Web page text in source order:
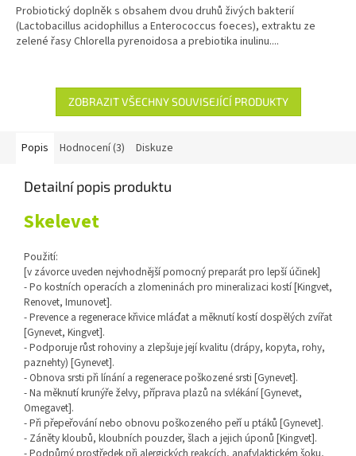
z
5
hvězdiček.
Probiotický doplněk s obsahem dvou druhů živých bakterií
(Lactobacillus acidophillus a Enterococcus foeces), extraktu ze
zelené řasy Chlorella pyrenoidosa a prebiotika inulinu....
ZOBRAZIT VŠECHNY SOUVISEJÍCÍ PRODUKTY
Popis Hodnocení (3) Diskuze
Detailní popis produktu
Skelevet
Použití:
[v závorce uveden nejvhodnější pomocný preparát pro lepší účinek]
- Po kostních operacích a zlomeninách pro mineralizaci kostí [Kingvet,
Renovet, Imunovet].
- Prevence a regenerace křivice mláďat a měknutí kostí dospělých zvířat
[Gynevet, Kingvet].
- Podporuje růst rohoviny a zlepšuje její kvalitu (drápy, kopyta, rohy,
paznehty) [Gynevet].
- Obnova srsti při línání a regenerace poškozené srsti [Gynevet].
- Na měknutí krunýře želvy, příprava plazů na svlékání [Gynevet,
Omegavet].
- Při přepeřování nebo obnovu poškozeného peří u ptáků [Gynevet].
- Záněty kloubů, kloubních pouzder, šlach a jejich úponů [Kingvet].